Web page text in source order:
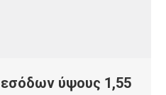
ύψους 1,55